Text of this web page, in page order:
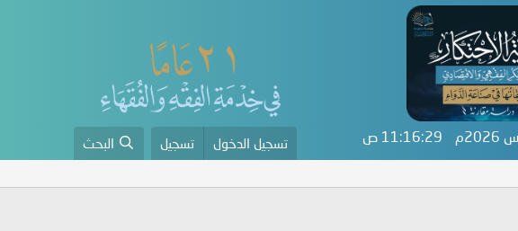
11:16:30 ص تسجيل الدخول تسجيل البحث